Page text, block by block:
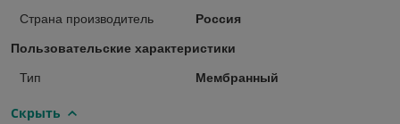
Страна производитель
Россия
Пользовательские характеристики
Тип Мембранный
Скрыть